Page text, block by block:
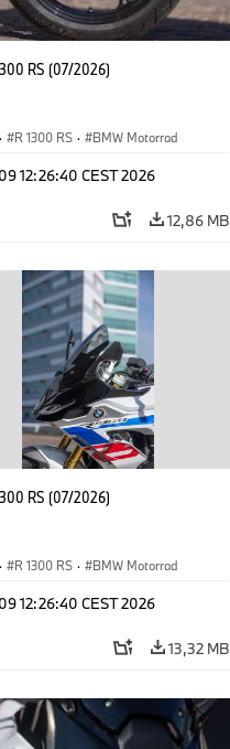
RS (07/2026)
· R 1300 RS · BMW Motorrad
12:26:40 CEST 2026
12,86 MB
RS (07/2026)
· R 1300 RS · BMW Motorrad
12:26:40 CEST 2026
13,32 MB